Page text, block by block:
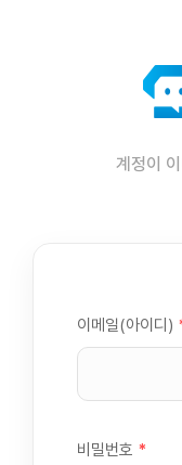
계정이
이메일(아이디)
비밀번호 *